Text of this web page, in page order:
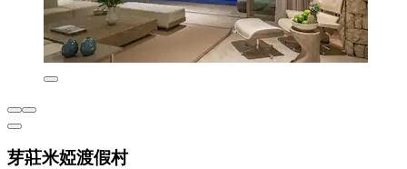
芽莊米婭渡假村